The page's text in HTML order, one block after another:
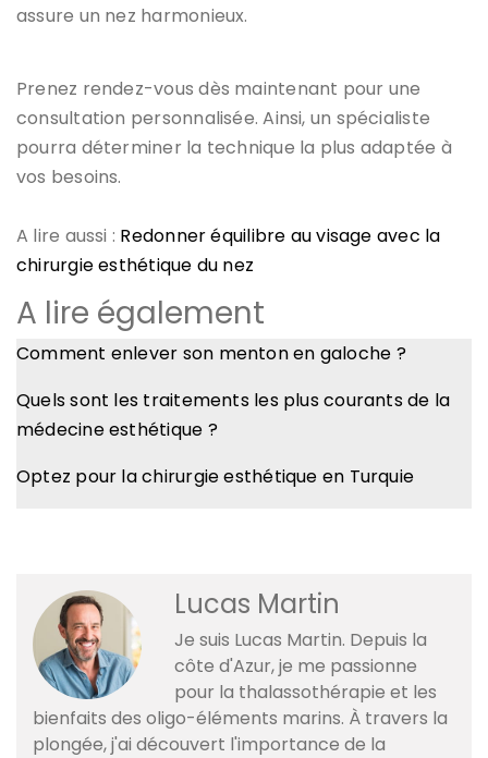
assure un nez harmonieux.
Prenez rendez-vous dès maintenant pour une
consultation personnalisée. Ainsi, un spécialiste
pourra déterminer la technique la plus adaptée à
vos besoins.
A lire aussi : Redonner équilibre au visage avec la
chirurgie esthétique du nez
A lire également
Comment enlever son menton en galoche ?
Quels sont les traitements les plus courants de la
médecine esthétique ?
Optez pour la chirurgie esthétique en Turquie
Lucas Martin
Je suis Lucas Martin. Depuis la
côte d'Azur, je me passionne
pour la thalassothérapie et les
bienfaits des oligo-éléments marins. À travers la
plongée, j'ai découvert l'importance de la